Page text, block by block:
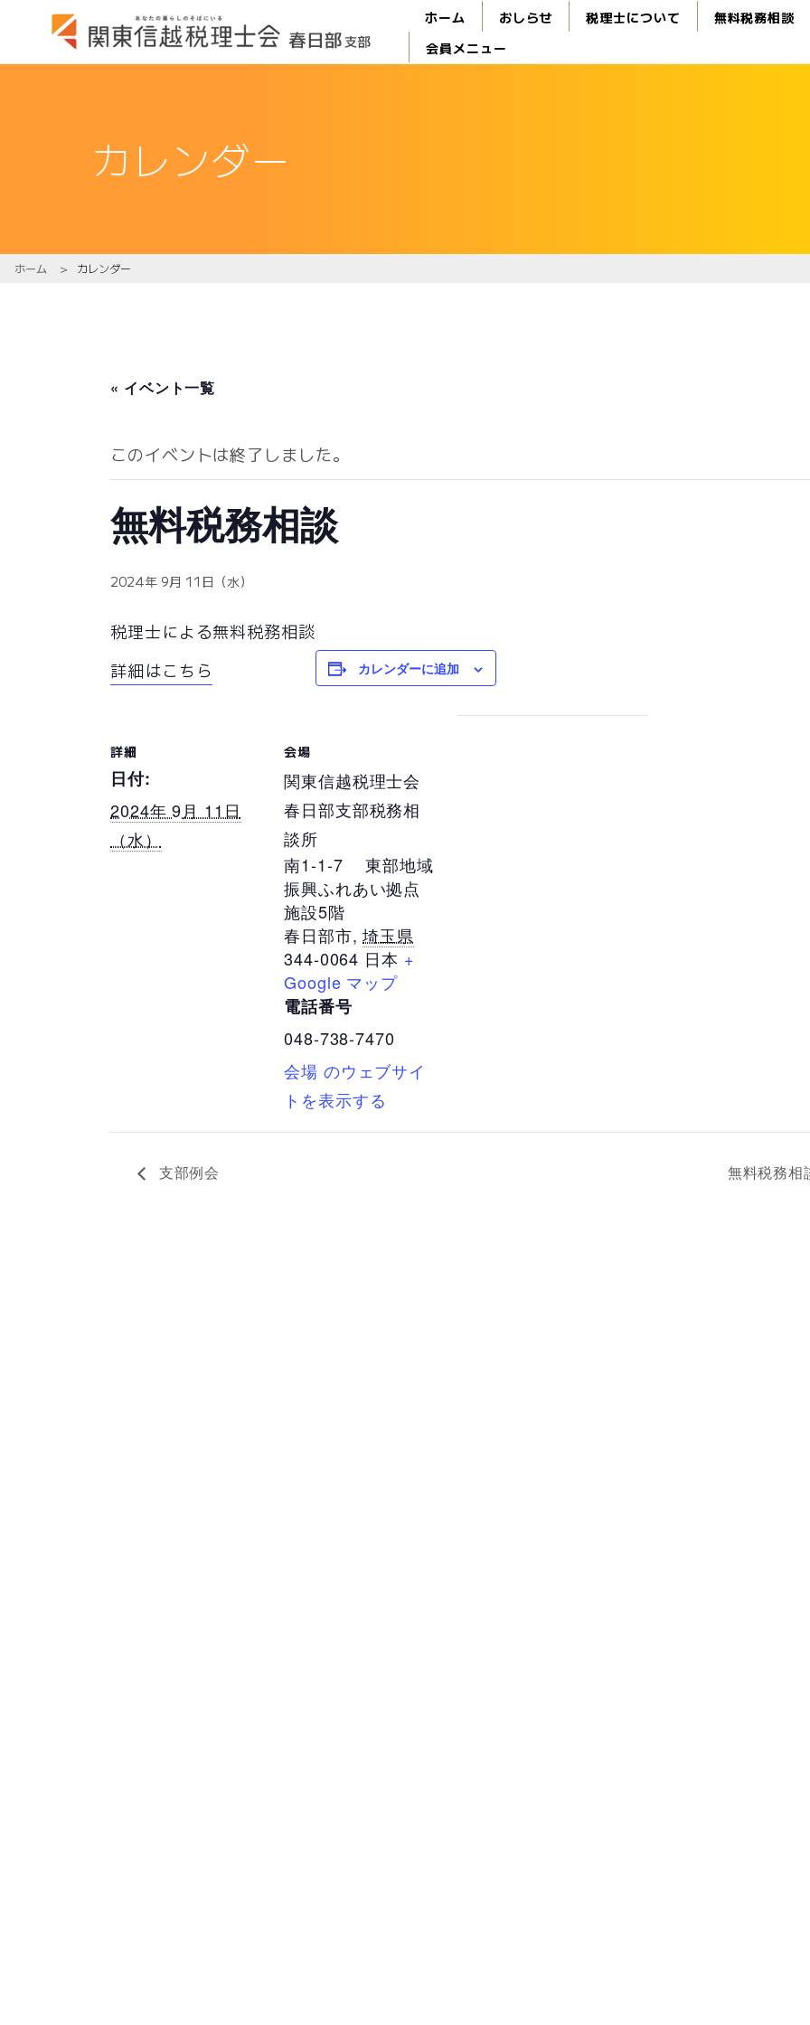
ホーム おしらせ 税理士について
無料税務相談
会員メニュー
カレンダー
ホーム > カレンダー
« イベント一覧
このイベントは終了しました。
無料税務相談
2024年 9月 11日（水）
税理士による無料税務相談
詳細はこちら
カレンダーに追加
詳細
日付:
2024年 9月 11日
（水）
会場
関東信越税理士会
春日部支部税務相
談所
南1-1-7 東部地域
振興ふれあい拠点
施設5階
春日部市, 埼玉県
344-0064 日本 +
Google マップ
電話番号
048-738-7470
会場 のウェブサイ
トを表示する
支部例会 無料税務